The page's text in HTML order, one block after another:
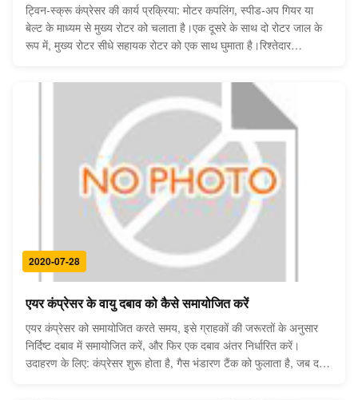
ट्विन-स्क्रू कंप्रेसर की कार्य प्रक्रिया: मोटर कपलिंग, स्पीड-अप गियर या
बेल्ट के माध्यम से मुख्य रोटर को चलाता है।एक दूसरे के साथ दो रोटर जाल के
रूप में, मुख्य रोटर सीधे सहायक रोटर को एक साथ घुमाता है।रिश्तेदार
नाली संयोग के ...
2020-07-28
एयर कंप्रेसर के वायु दबाव को कैसे समायोजित करें
एयर कंप्रेसर को समायोजित करते समय, इसे ग्राहकों की जरूरतों के अनुसार
निर्दिष्ट दबाव में समायोजित करें, और फिर एक दबाव अंतर निर्धारित करें।
उदाहरण के लिए: कंप्रेसर शुरू होता है, गैस भंडारण टैंक को फुलाता है, जब दबाव